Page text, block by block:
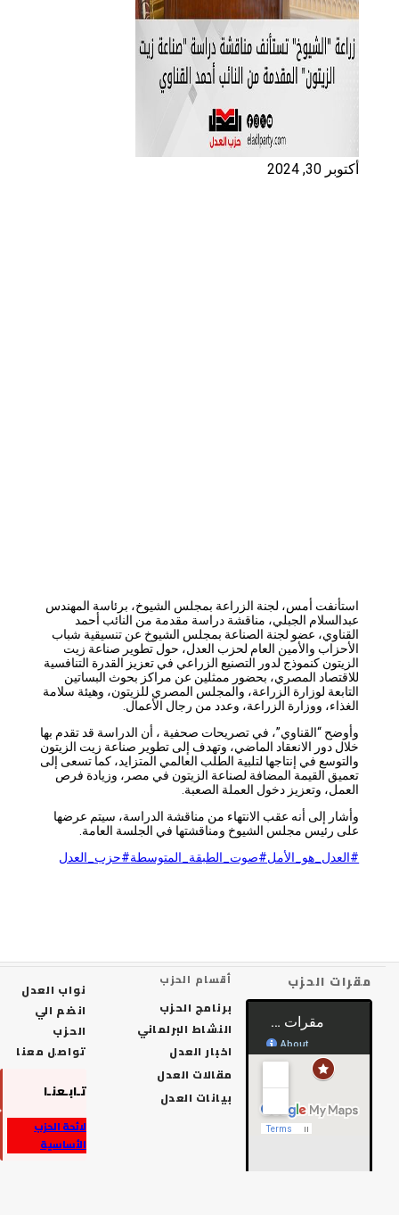
أكتوبر 30, 2024
استأنفت أمس، لجنة الزراعة بمجلس الشيوخ، برئاسة المهندس
عبدالسلام الجبلي، مناقشة دراسة مقدمة من النائب أحمد
القناوي، عضو لجنة الصناعة بمجلس الشيوخ عن تنسيقية شباب
الأحزاب والأمين العام لحزب العدل، حول تطوير صناعة زيت
الزيتون كنموذج لدور التصنيع الزراعي في تعزيز القدرة التنافسية
للاقتصاد المصري، بحضور ممثلين عن مراكز بحوث البساتين
التابعة لوزارة الزراعة، والمجلس المصري للزيتون، وهيئة سلامة
الغذاء، ووزارة الزراعة، وعدد من رجال الأعمال.
وأوضح “القناوي”، في تصريحات صحفية ، أن الدراسة قد تقدم بها
خلال دور الانعقاد الماضي، وتهدف إلى تطوير صناعة زيت الزيتون
والتوسع في إنتاجها لتلبية الطلب العالمي المتزايد، كما تسعى إلى
تعميق القيمة المضافة لصناعة الزيتون في مصر، وزيادة فرص
العمل، وتعزيز دخول العملة الصعبة.
وأشار إلى أنه عقب الانتهاء من مناقشة الدراسة، سيتم عرضها
على رئيس مجلس الشيوخ ومناقشتها في الجلسة العامة.
#العدل_هو_الأمل#صوت_الطبقة_المتوسطة#حزب_العدل
الحزب أقسام الحزب
برنامج الحزب
النشاط البرلماني
اخبار العدل
مقالات العدل
بيانات العدل
نواب العدل
انضم الي
تواصل معنا
تـابـعنـا
لائحة الحزب
الأساسية